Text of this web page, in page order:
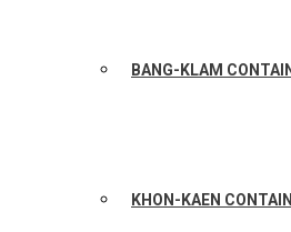
BANG-KLAM
KHON-KAEN